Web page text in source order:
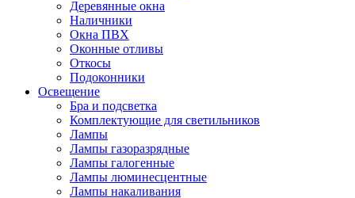
Деревянные окна
Наличники
Окна ПВХ
Оконные отливы
Откосы
Подоконники
Освещение
Бра и подсветка
Комплектующие для светильников
Лампы
Лампы газоразрядные
Лампы галогенные
Лампы люминесцентные
Лампы накаливания